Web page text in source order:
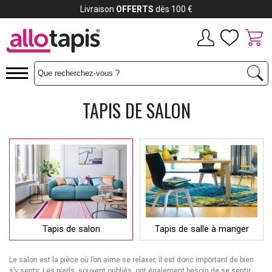
TAPIS DE SALON
Tapis de salon Tapis de salle à manger
Le salon est la pièce où l’on aime se relaxer, il est donc important de bien
Payez jusqu'à12x